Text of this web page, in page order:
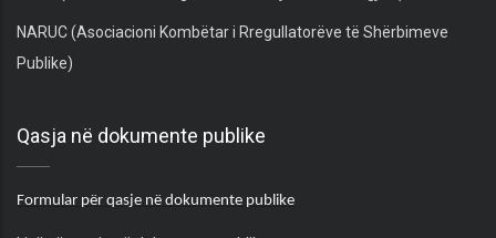
NARUC (Asociacioni Kombëtar i Rregullatorëve të Shërbimeve
Publike)
Qasja në dokumente publike
Formular për qasje në dokumente publike